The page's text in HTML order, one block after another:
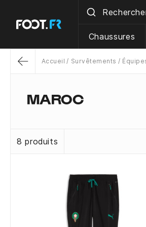
Chaussures
Accueil Survêtements
MAROC
8 produits